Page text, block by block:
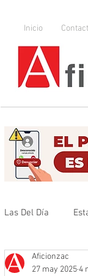
Inicio
Las Del Día
Que no se olvide
Aficionzac
27 may 20254